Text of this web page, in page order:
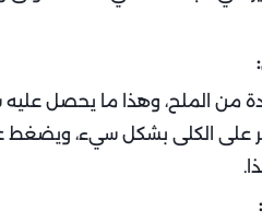
من الملح، وهذا ما يحصل
على الكلى بشكل سيء،